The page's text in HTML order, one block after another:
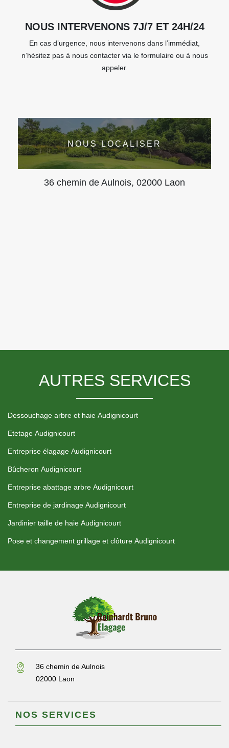
NOUS INTERVENONS 7J/7 ET 24H/24
En cas d’urgence, nous intervenons dans l’immédiat,
n’hésitez pas à nous contacter via le formulaire ou à nous
appeler.
NOUS LOCALISER
36 chemin de Aulnois, 02000 Laon
AUTRES SERVICES
Dessouchage arbre et haie Audignicourt
Etetage Audignicourt
Entreprise élagage Audignicourt
Bûcheron Audignicourt
Entreprise abattage arbre Audignicourt
Entreprise de jardinage Audignicourt
Jardinier taille de haie Audignicourt
Pose et changement grillage et clôture Audignicourt
36 chemin de Aulnois
02000 Laon
NOS SERVICES